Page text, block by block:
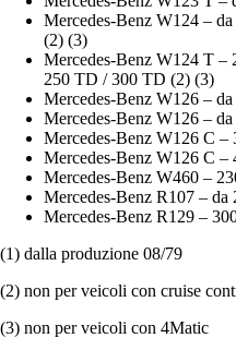
Mercedes-Benz W124 –
(2) (3)
Mercedes-Benz W124 T
250 TD / 300 TD (2) (3)
Mercedes-Benz W126 –
Mercedes-Benz W126 –
Mercedes-Benz W126 C –
Mercedes-Benz W126 C –
Mercedes-Benz W460 –
Mercedes-Benz R107 –
Mercedes-Benz R129 –
(1) dalla produzione 08/79
(2) non per veicoli con cruise
(3) non per veicoli con 4Matic